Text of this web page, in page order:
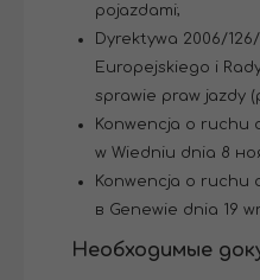
pojazdami;
Dyrektywa 2006/
Europejskiego i
sprawie praw jazdy
Konwencja o ruchu
w Wiedniu dnia 8
Konwencja o ruchu
в Genewie dnia 19
Необходимые